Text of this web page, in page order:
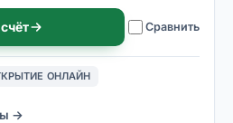
Сравнить
ОНЛАЙН
→